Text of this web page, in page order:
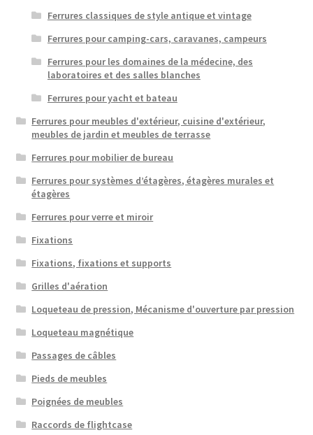
Ferrures classiques de style antique et vintage
Ferrures pour camping-cars, caravanes, campeurs
Ferrures pour les domaines de la médecine, des
laboratoires et des salles blanches
Ferrures pour yacht et bateau
Ferrures pour meubles d'extérieur, cuisine d'extérieur,
meubles de jardin et meubles de terrasse
Ferrures pour mobilier de bureau
Ferrures pour systèmes d’étagères, étagères murales et
étagères
Ferrures pour verre et miroir
Fixations
Fixations, fixations et supports
Grilles d'aération
Loqueteau de pression, Mécanisme d'ouverture par pression
Loqueteau magnétique
Passages de câbles
Pieds de meubles
Poignées de meubles
Raccords de flightcase